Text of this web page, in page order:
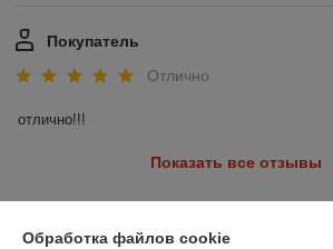
Покупатель
Отлично
отлично!!!
Показать все отзывы
О нас
Обработка файлов cookie